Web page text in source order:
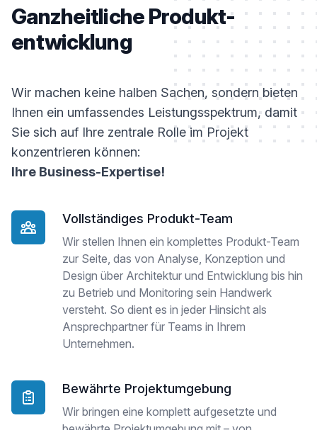
Ganzheitliche Produkt­
entwicklung
Wir machen keine halben Sachen, sondern bieten
Ihnen ein umfassendes Leistungsspektrum, damit
Sie sich auf Ihre zentrale Rolle im Projekt
konzentrieren können:
Ihre Business-Expertise!
Vollständiges Produkt-Team
Wir stellen Ihnen ein komplettes Produkt-Team
zur Seite, das von Analyse, Konzeption und
Design über Architektur und Entwicklung bis hin
zu Betrieb und Monitoring sein Handwerk
versteht. So dient es in jeder Hinsicht als
Ansprechpartner für Teams in Ihrem
Unternehmen.
Bewährte Projektumgebung
Wir bringen eine komplett aufgesetzte und